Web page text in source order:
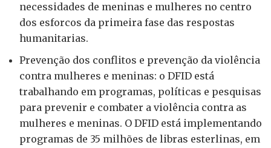
necessidades de meninas e mulheres no centro
dos esforcos da primeira fase das respostas
humanitarias.
Prevenção dos conflitos e prevenção da violência
contra mulheres e meninas: o DFID está
trabalhando em programas, políticas e pesquisas
para prevenir e combater a violência contra as
mulheres e meninas. O DFID está implementando
programas de 35 milhões de libras esterlinas, em